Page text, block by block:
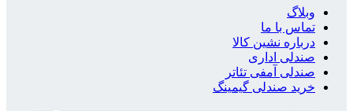
وبلاگ
تماس با ما
درباره نشین کالا
صندلی اداری
صندلی آمفی تئاتر
خرید صندلی گیمینگ